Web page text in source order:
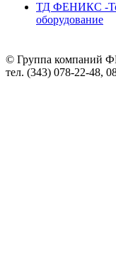
ТД ФЕНИКС -
оборудование
© Группа компаний
тел. (343) 078-22-48,